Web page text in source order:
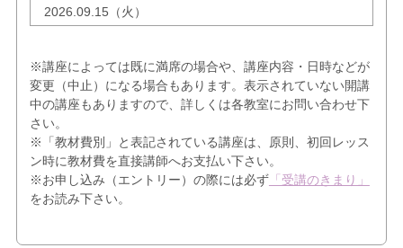
2026.09.15（火）
※講座によっては既に満席の場合や、講座内容・日時などが
変更（中止）になる場合もあります。表示されていない開講
中の講座もありますので、詳しくは各教室にお問い合わせ下
さい。
※「教材費別」と表記されている講座は、原則、初回レッス
ン時に教材費を直接講師へお支払い下さい。
※お申し込み（エントリー）の際には必ず「受講のきまり」
をお読み下さい。